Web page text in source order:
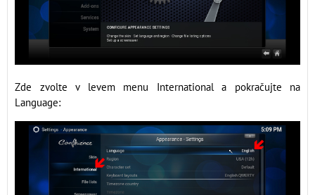
Zde zvolte v levem menu International a pokračujte na
Language: